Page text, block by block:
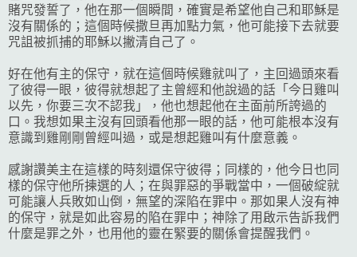
賭咒發誓了，他在那一個瞬間，確實是希望他自己和耶穌是
沒有關係的；這個時候撒旦再加點力氣，他可能接下去就要
咒詛被抓捕的耶穌以撇清自己了。
好在他有主的保守，就在這個時候雞就叫了，主回過頭來看
了彼得一眼，彼得就想起了主曾經和他說過的話「今日雞叫
以先，你要三次不認我」，他也想起他在主面前所誇過的
口。我想如果主沒有回頭看他那一眼的話，他可能根本沒有
意識到雞剛剛曾經叫過，或是想起雞叫有什麼意義。
感謝讚美主在這樣的時刻還保守彼得；同樣的，他今日也同
樣的保守他所揀選的人；在與罪惡的爭戰當中，一個破綻就
可能讓人兵敗如山倒，無望的深陷在罪中。那如果人沒有神
的保守，就是如此容易的陷在罪中；神除了用啟示告訴我們
什麼是罪之外，也用他的靈在緊要的關係會提醒我們。